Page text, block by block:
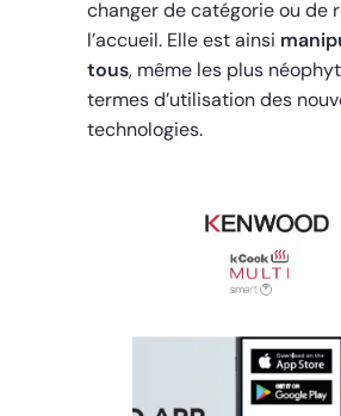
changer de catégorie ou de
l’accueil. Elle est ainsi
tous, même les plus
termes d’utilisation des
technologies.